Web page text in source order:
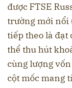
được FTSE
trường mới nổi
tiếp theo là đạt
thể thu hút
cùng lượng
cột mốc mang